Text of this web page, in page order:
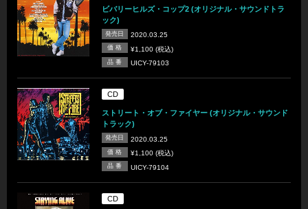
ビバリーヒルズ・コップ2 (オリジナル・サウンドトラ
ック)
発売日 2020.03.25
価 格 ¥1,100 (税込)
品 番 UICY-79103
CD
ストリート・オブ・ファイヤー (オリジナル・サウンド
トラック)
発売日 2020.03.25
価 格 ¥1,100 (税込)
品 番 UICY-79104
CD